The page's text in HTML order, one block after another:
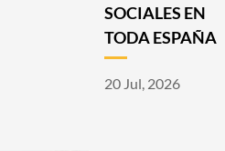
SOCIALES EN
TODA ESPAÑA
20 Jul, 2026